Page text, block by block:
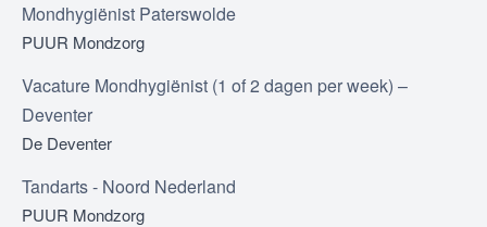
Mondhygiënist Paterswolde
PUUR Mondzorg
Vacature Mondhygiënist (1 of 2 dagen per week) –
Deventer
De Deventer
Tandarts - Noord Nederland
PUUR Mondzorg